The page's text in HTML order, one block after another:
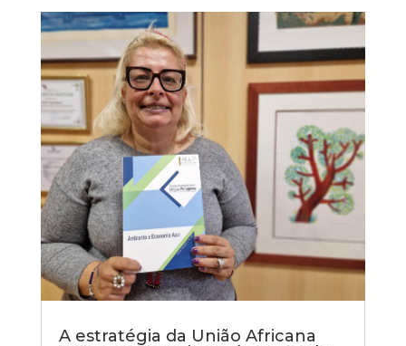
A estratégia da União Africana